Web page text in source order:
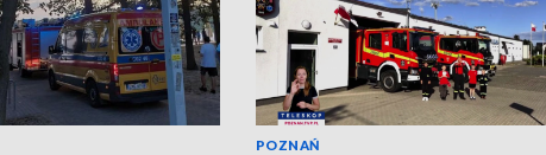
POZNAŃ